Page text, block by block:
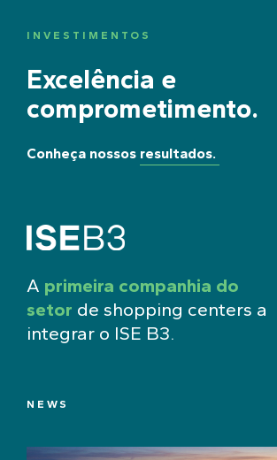
INVESTIMENTOS
Excelência e
comprometimento.
Conheça nossos resultados.
A primeira companhia do
setor de shopping centers a
integrar o ISE B3.
NEWS